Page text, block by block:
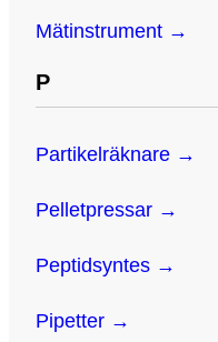
Mätinstrument →
P
Partikelräknare →
Pelletpressar →
Peptidsyntes →
Pipetter →